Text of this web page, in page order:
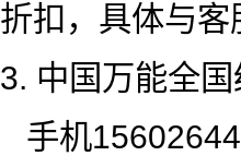
折扣，具体与客
3. 中国万能全
手机